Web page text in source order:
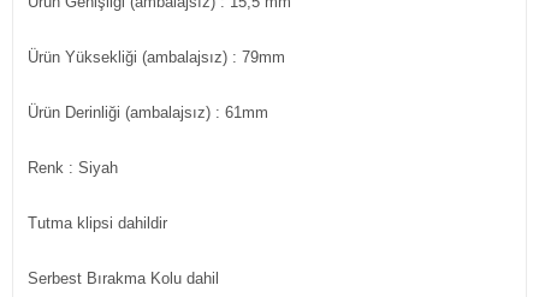
Ürün Yüksekliği (ambalajsız) : 79mm
Ürün Derinliği (ambalajsız) : 61mm
Renk : Siyah
Tutma klipsi dahildir
Serbest Bırakma Kolu dahil